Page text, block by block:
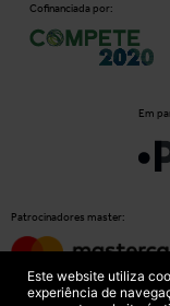
Cofinanciada por:
Em
Patrocinadores master:
Este website utiliza
experiência de